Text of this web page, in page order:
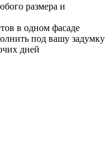
размера и
в одном фасаде
под вашу задумку
дней